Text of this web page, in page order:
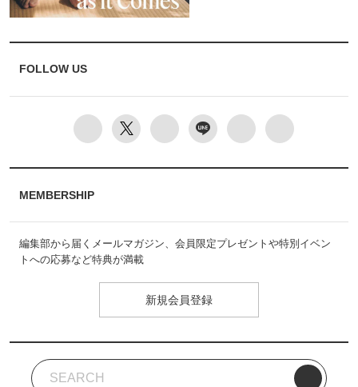
FOLLOW US
MEMBERSHIP
編集部から届くメールマガジン、会員限定プレゼントや特別イベン
トへの応募など特典が満載
新規会員登録